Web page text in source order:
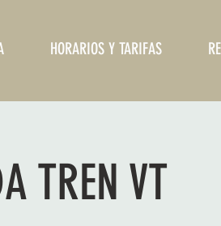
HORARIOS Y TARIFAS
TREN VT